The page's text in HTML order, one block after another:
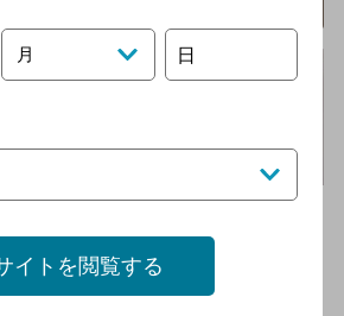
ー]
月 日
イトを閲覧する